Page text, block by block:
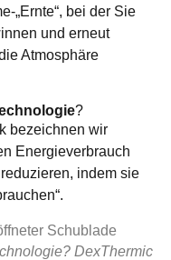
„Ernte“, bei der Sie
und erneut
Atmosphäre
?
bezeichnen wir
Energieverbrauch
indem sie
DexThermic